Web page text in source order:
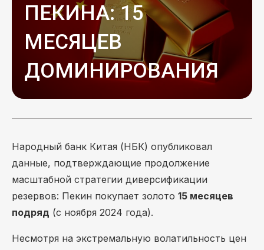
ПЕКИНА: 15
МЕСЯЦЕВ
ДОМИНИРОВАНИЯ
Народный банк Китая (НБК) опубликовал
данные, подтверждающие продолжение
масштабной стратегии диверсификации
резервов: Пекин покупает золото 15 месяцев
подряд (с ноября 2024 года).
Несмотря на экстремальную волатильность цен